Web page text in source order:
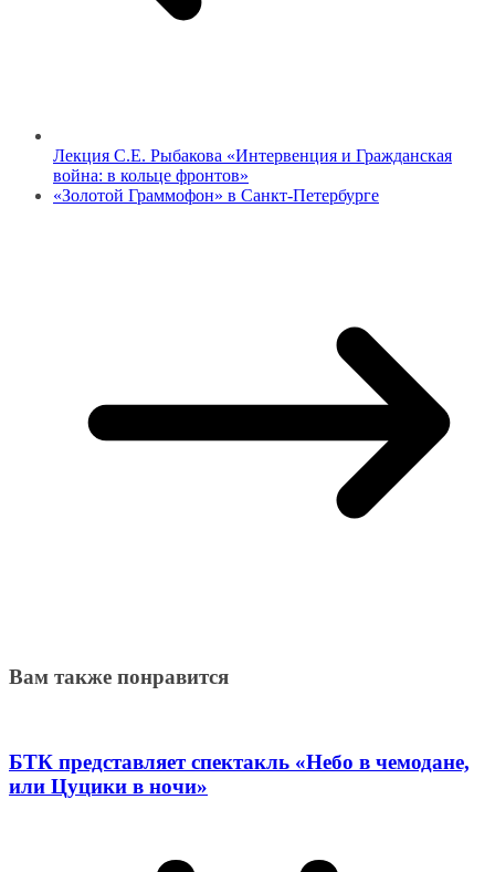
Лекция С.Е. Рыбакова «Интервенция и Гражданская
война: в кольце фронтов»
«Золотой Граммофон» в Санкт-Петербурге
Вам также понравится
БТК представляет спектакль «Небо в чемодане,
или Цуцики в ночи»